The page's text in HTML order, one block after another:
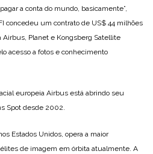
a conta do mundo, basicamente”,
concedeu um contrato de US$ 44 milhões
Airbus, Planet e Kongsberg Satellite
acesso a fotos e conhecimento
europeia Airbus está abrindo seu
Spot desde 2002.
Estados Unidos, opera a maior
de imagem em órbita atualmente. A